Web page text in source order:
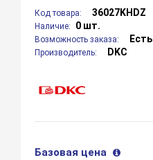
Код товара: 36027KHDZ
Наличие: 0 шт.
Возможность заказа: Есть
Производитель: DKC
Базовая цена